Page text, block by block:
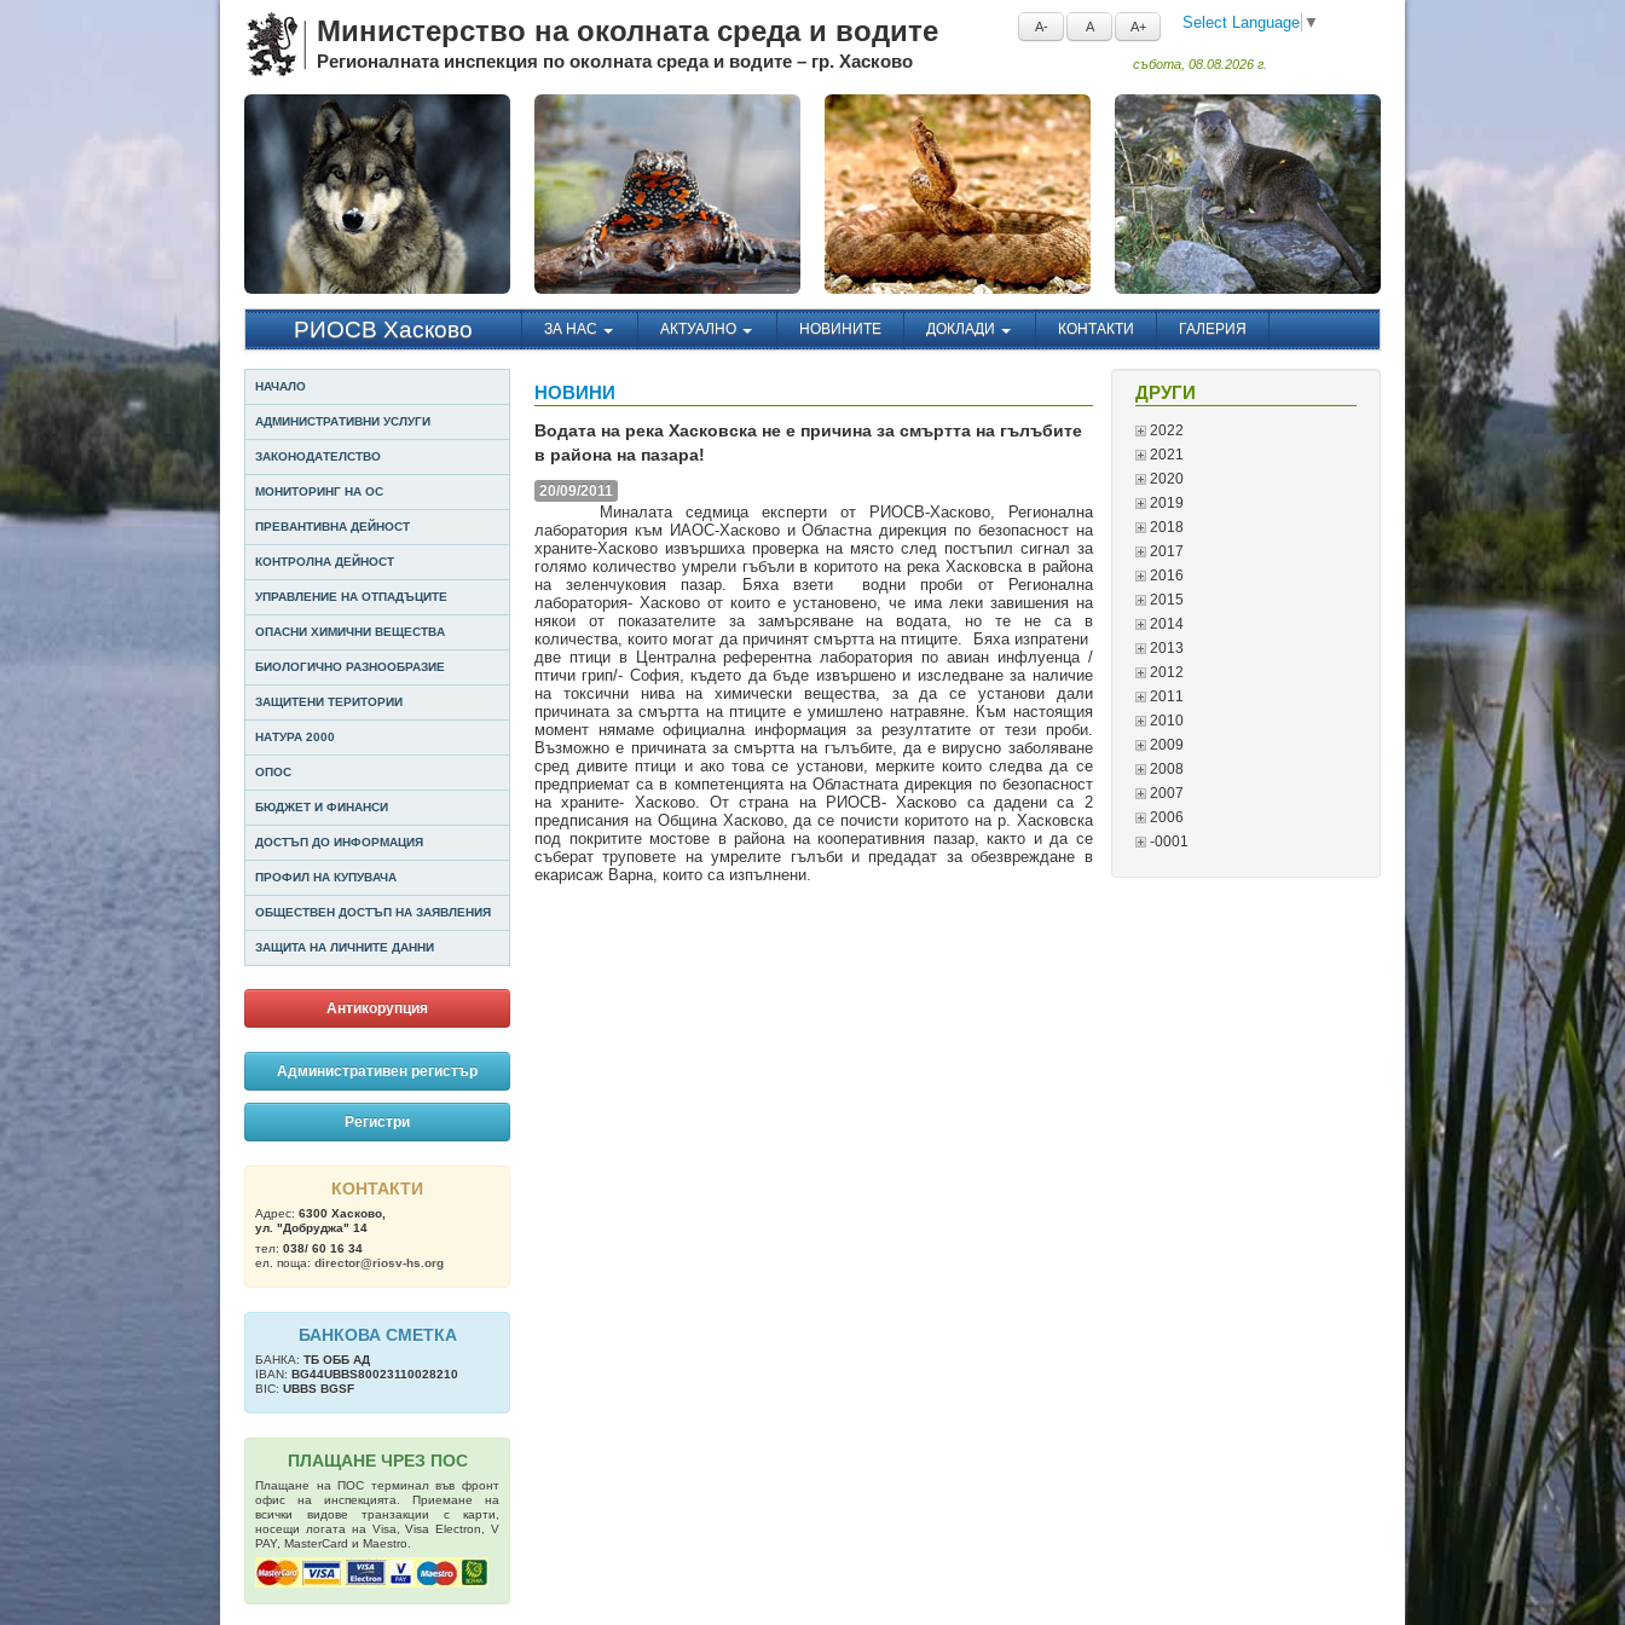
Министерство на околната среда и водите
Регионалната инспекция по околната среда и водите – гр. Хасково
Select Language ▼
A- A A+
събота, 08.08.2026 г.
РИОСВ Хасково ЗА НАС АКТУАЛНО НОВИНИТЕ ДОКЛАДИ КОНТАКТИ ГАЛЕРИЯ
НАЧАЛО
АДМИНИСТРАТИВНИ УСЛУГИ
ЗАКОНОДАТЕЛСТВО
МОНИТОРИНГ НА ОС
ПРЕВАНТИВНА ДЕЙНОСТ
КОНТРОЛНА ДЕЙНОСТ
УПРАВЛЕНИЕ НА ОТПАДЪЦИТЕ
ОПАСНИ ХИМИЧНИ ВЕЩЕСТВА
БИОЛОГИЧНО РАЗНООБРАЗИЕ
ЗАЩИТЕНИ ТЕРИТОРИИ
НАТУРА 2000
ОПОС
БЮДЖЕТ И ФИНАНСИ
ДОСТЪП ДО ИНФОРМАЦИЯ
ПРОФИЛ НА КУПУВАЧА
ОБЩЕСТВЕН ДОСТЪП НА ЗАЯВЛЕНИЯ
ЗАЩИТА НА ЛИЧНИТЕ ДАННИ
Антикорупция
Административен регистър
Регистри
КОНТАКТИ
Адрес: 6300 Хасково,
ул. "Добруджа" 14
тел: 038/ 60 16 34
ел. поща: director@riosv-hs.org
БАНКОВА СМЕТКА
БАНКА: ТБ OББ АД
IBAN: BG44UBBS80023110028210
BIC: UBBS BGSF
ПЛАЩАНЕ ЧРЕЗ ПОС
Плащане на ПОС терминал във фронт
офис на инспекцията. Приемане на
всички видове транзакции с карти,
носещи логата на Visa, Visa Electron, V
PAY, MasterCard и Maestro.
НОВИНИ ДРУГИ
2022
2021
2020
2019
2018
2017
2016
2015
2014
2013
2012
2011
2010
2009
2008
2007
2006
-0001
Водата на река Хасковска не е причина за смъртта на гълъбите
в района на пазара!
20/09/2011
Миналата седмица експерти от РИОСВ-Хасково, Регионална
лаборатория към ИАОС-Хасково и Областна дирекция по безопасност на
храните-Хасково извършиха проверка на място след постъпил сигнал за
голямо количество умрели гъбъли в коритото на река Хасковска в района
на зеленчуковия пазар. Бяха взети водни проби от Регионална
лаборатория- Хасково от които е установено, че има леки завишения на
някои от показателите за замърсяване на водата, но те не са в
количества, които могат да причинят смъртта на птиците. Бяха изпратени
две птици в Централна референтна лаборатория по авиан инфлуенца /
птичи грип/- София, където да бъде извършено и изследване за наличие
на токсични нива на химически вещества, за да се установи дали
причината за смъртта на птиците е умишлено натравяне. Към настоящия
момент нямаме официална информация за резултатите от тези проби.
Възможно е причината за смъртта на гълъбите, да е вирусно заболяване
сред дивите птици и ако това се установи, мерките които следва да се
предприемат са в компетенцията на Областната дирекция по безопасност
на храните- Хасково. От страна на РИОСВ- Хасково са дадени са 2
предписания на Община Хасково, да се почисти коритото на р. Хасковска
под покритите мостове в района на кооперативния пазар, както и да се
съберат труповете на умрелите гълъби и предадат за обезвреждане в
екарисаж Варна, които са изпълнени.